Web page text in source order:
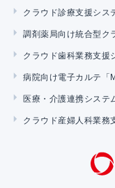
クラウド診療支援シス
調剤薬局向け統合型ク
クラウド歯科業務支援
病院向け電子カルテ「
医療・介護連携システ
クラウド産婦人科業務